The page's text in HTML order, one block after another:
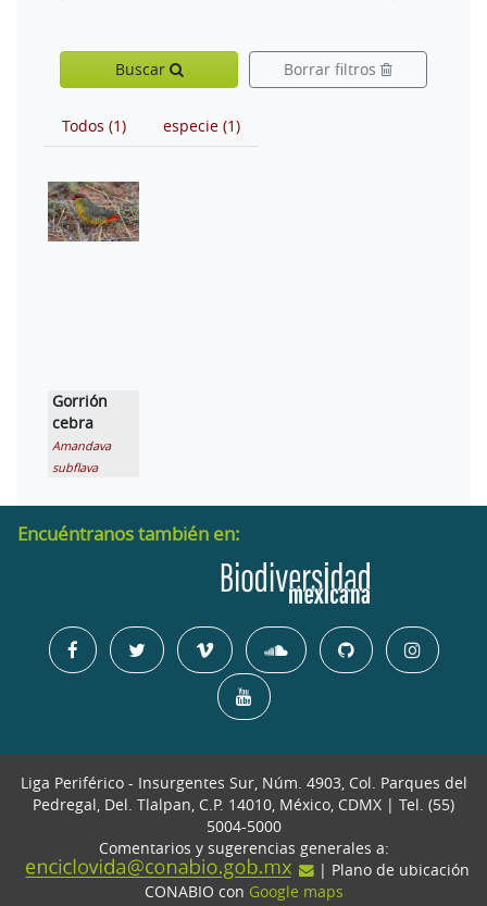
Buscar Borrar filtros
Todos (1) especie (1)
Gorrión
cebra
Amandava
subflava
Encuéntranos también en:
Liga Periférico - Insurgentes Sur, Núm. 4903, Col. Parques del
Pedregal, Del. Tlalpan, C.P. 14010, México, CDMX | Tel. (55)
5004-5000
Comentarios y sugerencias generales a:
| Plano de ubicación
CONABIO con Google maps